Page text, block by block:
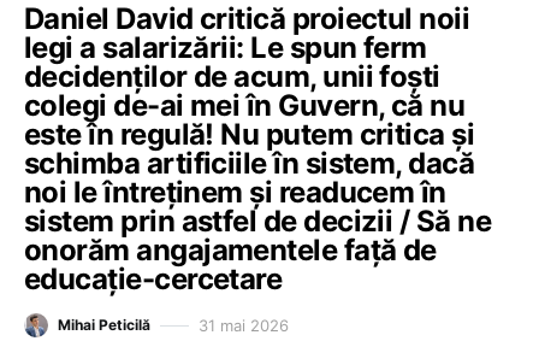
Daniel David critică proiectul noii
legi a salarizării: Le spun ferm
decidenților de acum, unii foști
colegi de-ai mei în Guvern, că nu
este în regulă! Nu putem critica și
schimba artificiile în sistem, dacă
noi le întreținem și readucem în
sistem prin astfel de decizii / Să ne
onorăm angajamentele față de
educație-cercetare
Mihai Peticilă 31 mai 2026